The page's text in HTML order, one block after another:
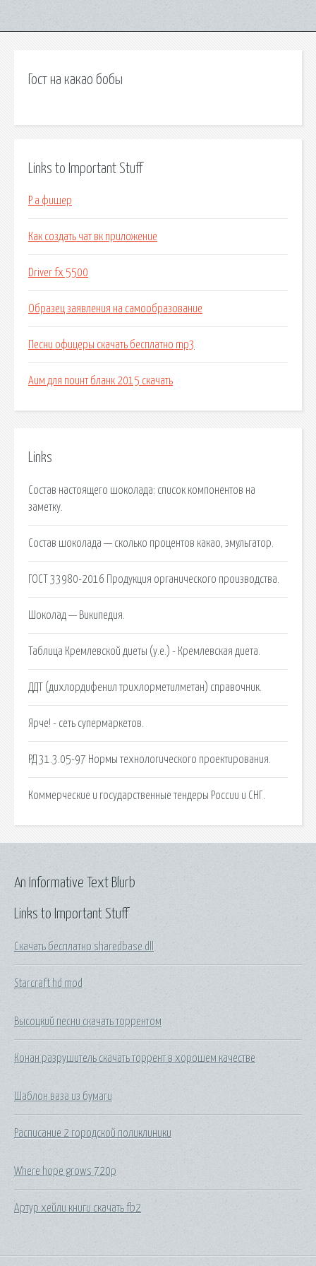
Гост на какао бобы
Links to Important Stuff
Р а фишер
Как создать чат вк приложение
Driver fx 5500
Образец заявления на самообразование
Песни офицеры скачать бесплатно mp3
Аим для поинт бланк 2015 скачать
Links
Состав настоящего шоколада: список компонентов на
заметку.
Состав шоколада — сколько процентов какао, эмульгатор.
ГОСТ 33980-2016 Продукция органического производства.
Шоколад — Википедия.
Таблица Кремлевской диеты (у.е.) - Кремлевская диета.
ДДТ (дихлордифенил трихлорметилметан) справочник.
Ярче! - сеть супермаркетов.
РД 31.3.05-97 Нормы технологического проектирования.
Коммерческие и государственные тендеры России и СНГ.
Links to Important Stuff
Скачать бесплатно sharedbase dll
Starcraft hd mod
Высоцкий песни скачать торрентом
Конан разрушитель скачать торрент в хорошем качестве
Шаблон ваза из бумаги
Расписание 2 городской поликлиники
Where hope grows 720p
Артур хейли книги скачать fb2
An Informative Text Blurb